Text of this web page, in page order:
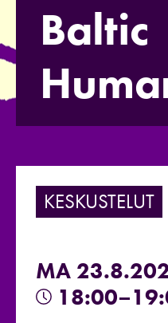
Baltic
KESKUSTELUT
MA